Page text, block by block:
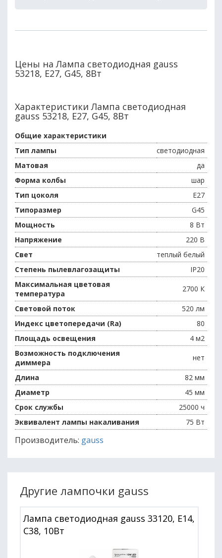
Цены на Лампа светодиодная gauss
53218, E27, G45, 8Вт
Характеристики Лампа светодиодная
gauss 53218, E27, G45, 8Вт
Общие характеристики
Тип лампы
светодиодная
Матовая
да
Форма колбы
шар
Тип цоколя
E27
Типоразмер
G45
Мощность
8 Вт
Напряжение
220 В
Свет
теплый белый
Степень пылевлагозащиты
IP20
Максимальная цветовая
температура
2700 К
Световой поток
520 лм
Индекс цветопередачи (Ra)
80
Площадь освещения
4 м2
Возможность подключения
диммера
нет
Длина
82 мм
Диаметр
45 мм
Срок службы
25000 ч
Эквивалент лампы накаливания
75 Вт
Производитель: gauss
Другие лампочки gauss
Лампа светодиодная gauss 33120, E14,
C38, 10Вт